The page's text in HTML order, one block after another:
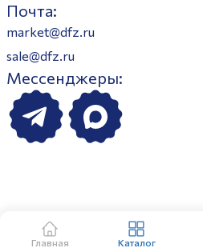
Почта:
market@dfz.ru
sale@dfz.ru
Мессенджеры:
Главная Каталог